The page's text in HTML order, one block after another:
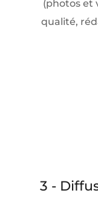
(photos et
qualité,
3 -